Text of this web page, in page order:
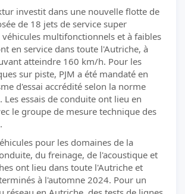
investit dans une nouvelle flotte de
de 18 jets de service super
véhicules multifonctionnels et à faibles
en service dans toute l'Autriche, à
atteindre 160 km/h. Pour les
sur piste, PJM a été mandaté en
d'essai accrédité selon la norme
Les essais de conduite ont lieu en
le groupe de mesure technique des
pour les domaines de la
du freinage, de l'acoustique et
ont lieu dans toute l'Autriche et
à l'automne 2024. Pour un